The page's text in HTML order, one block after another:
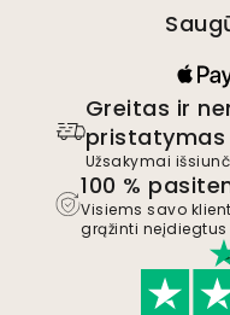
Greitas ir
pristatymas
Užsakymai
100 %
Visiems savo
grąžinti